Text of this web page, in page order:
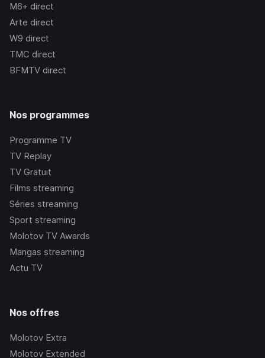
M6+ direct
Arte direct
W9 direct
TMC direct
BFMTV direct
Nos programmes
Programme TV
TV Replay
TV Gratuit
Films streaming
Séries streaming
Sport streaming
Molotov TV Awards
Mangas streaming
Actu TV
Nos offres
Molotov Extra
Molotov Extended